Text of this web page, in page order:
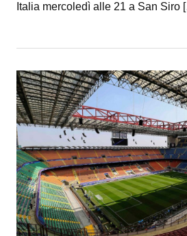
Italia mercoledì alle 21 a San Siro